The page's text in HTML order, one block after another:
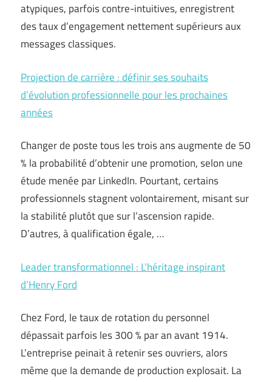
atypiques, parfois contre-intuitives, enregistrent
des taux d’engagement nettement supérieurs aux
messages classiques.
Projection de carrière : définir ses souhaits
d’évolution professionnelle pour les prochaines
années
Changer de poste tous les trois ans augmente de 50
% la probabilité d’obtenir une promotion, selon une
étude menée par LinkedIn. Pourtant, certains
professionnels stagnent volontairement, misant sur
la stabilité plutôt que sur l’ascension rapide.
D’autres, à qualification égale, …
Leader transformationnel : L’héritage inspirant
d’Henry Ford
Chez Ford, le taux de rotation du personnel
dépassait parfois les 300 % par an avant 1914.
L’entreprise peinait à retenir ses ouvriers, alors
même que la demande de production explosait. La